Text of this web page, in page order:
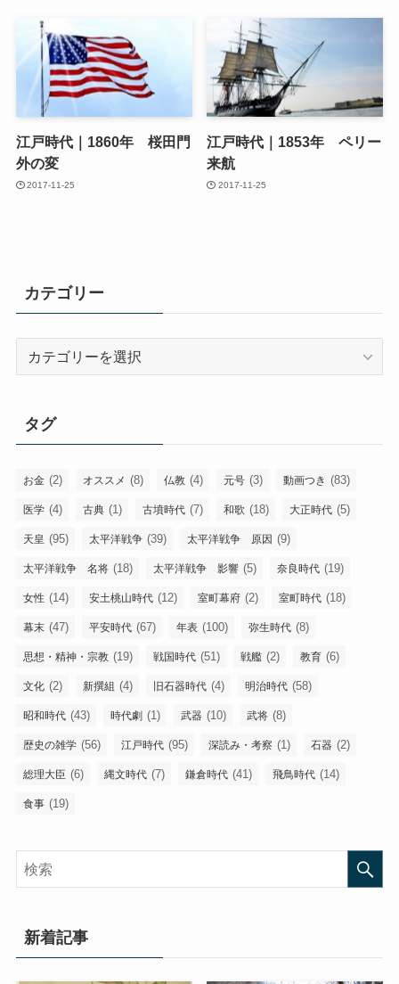
江戸時代｜1860年 桜田門
外の変
2017-11-25
江戸時代｜1853年 ペリー
来航
2017-11-25
カテゴリー
ー
タグ
お金 (2) オススメ (8) 仏教 (4) 元号 (3) 動画つき (83)
医学 (4) 古典 (1) 古墳時代 (7) 和歌 (18) 大正時代 (5)
天皇 (95) 太平洋戦争 (39) 太平洋戦争 原因 (9)
太平洋戦争 名将 (18) 太平洋戦争 影響 (5) 奈良時代 (19)
女性 (14) 安土桃山時代 (12) 室町幕府 (2) 室町時代 (18)
幕末 (47) 平安時代 (67) 年表 (100) 弥生時代 (8)
思想・精神・宗教 (19) 戦国時代 (51) 戦艦 (2) 教育 (6)
文化 (2) 新撰組 (4) 旧石器時代 (4) 明治時代 (58)
昭和時代 (43) 時代劇 (1) 武器 (10) 武将 (8)
歴史の雑学 (56) 江戸時代 (95) 深読み・考察 (1) 石器 (2)
総理大臣 (6) 縄文時代 (7) 鎌倉時代 (41) 飛鳥時代 (14)
食事 (19)
新着記事